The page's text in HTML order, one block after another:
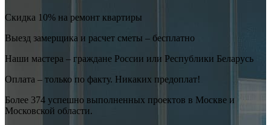
Скидка 10% на ремонт квартиры
Выезд замерщика и расчет сметы – бесплатно
Наши мастера – граждане России или Республики Беларусь
Оплата – только по факту. Никаких предоплат!
Более 374 успешно выполненных проектов в Москве и
Московской области.